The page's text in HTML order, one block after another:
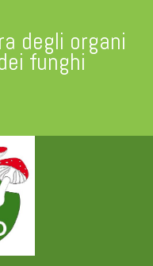
degli organi
funghi